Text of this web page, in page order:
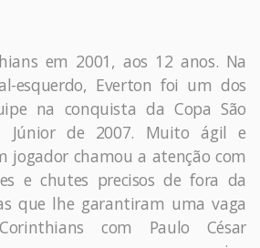
em 2001, aos 12 anos. Na
esquerdo, Everton foi um dos
na conquista da Copa São
Júnior de 2007. Muito ágil e
jogador chamou a atenção com
e chutes precisos de fora da
que lhe garantiram uma vaga
com Paulo César